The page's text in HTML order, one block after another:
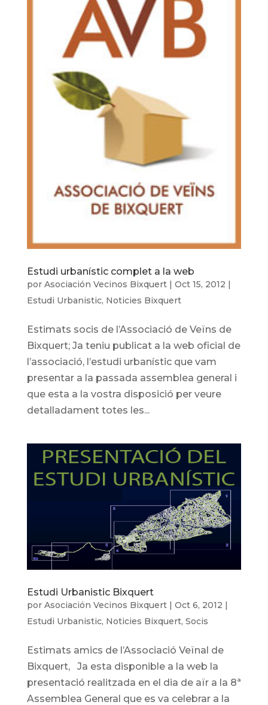
Estudi urbanístic complet a la web
por Asociación Vecinos Bixquert| Oct 15, 2012
Estudi Urbanistic, Noticies Bixquert
Estimats socis de l’Associació de Veïns de
Bixquert; Ja teniu publicat a la web oficial de
l’associació, l’estudi urbanístic que vam
presentar a la passada assemblea general i
que esta a la vostra disposició per veure
detalladament totes les...
Estudi Urbanistic Bixquert
por Asociación Vecinos Bixquert| Oct 6, 2012 |
Estudi Urbanistic, Noticies Bixquert, Socis
Estimats amics de l’Associació Veïnal de
Bixquert, Ja esta disponible a la web la
presentació realitzada en el dia de aïr a la 8ª
Assemblea General que es va celebrar a la